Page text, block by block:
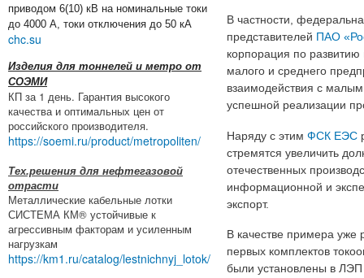
приводом 6(10) кВ на номинальные токи
до 4000 А, токи отключения до 50 кА
chc.su
Изделия для тоннелей и метро от
СОЭМИ
КП за 1 день. Гарантия высокого
качества и оптимальных цен от
российского производителя.
https://soemi.ru/product/metropoliten/
Тех.решения для нефтегазовой
отрасти
Металлические кабельные лотки
СИСТЕМА КМ® устойчивые к
агрессивным факторам и усиленным
нагрузкам
https://km1.ru/catalog/lestnichnyj_lotok/
В частности,
представителей ПАО
корпорация по
малого и среднего
взаимодействия с
успешной реализации
Наряду с этим ФСК ЕЭС
стремятся увеличить
отечественных
информационной и
экспорт.
В качестве примера уже
первых комплектов
были установлены в ЛЭП